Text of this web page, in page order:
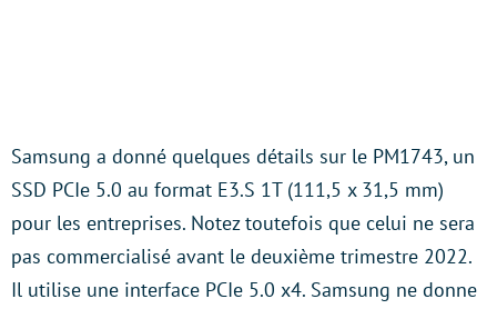
Samsung a donné quelques détails sur le PM1743, un
SSD PCIe 5.0 au format E3.S 1T (111,5 x 31,5 mm)
pour les entreprises. Notez toutefois que celui ne sera
pas commercialisé avant le deuxième trimestre 2022.
Il utilise une interface PCIe 5.0 x4. Samsung ne donne